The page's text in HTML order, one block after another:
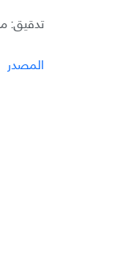
تدقيق:
المصدر